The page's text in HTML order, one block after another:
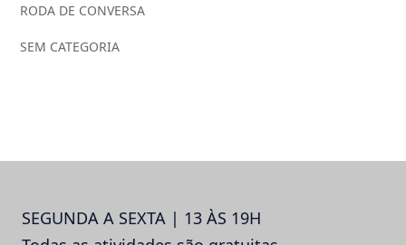
RODA DE CONVERSA
SEM CATEGORIA
SEGUNDA A SEXTA | 13 ÀS 19H